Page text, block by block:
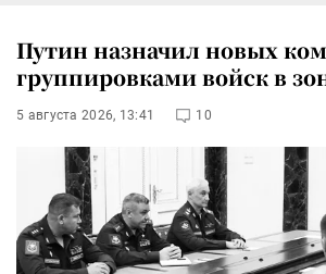
Путин назначил новых
группировками войск в
5 августа 2026, 13:41 10